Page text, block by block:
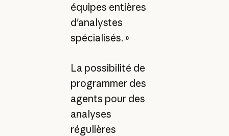
équipes entières
d'analystes
spécialisés. »
La possibilité de
programmer des
agents pour des
analyses
régulières